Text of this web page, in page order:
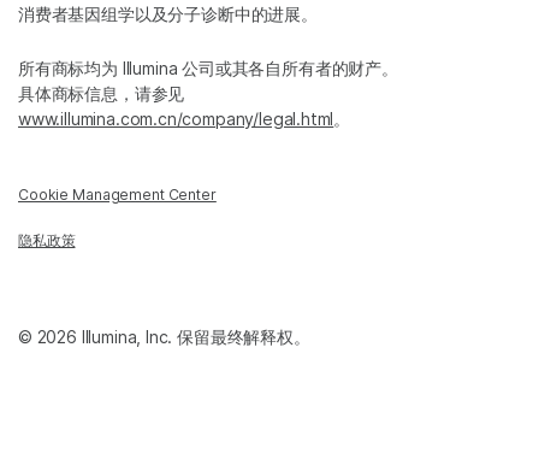
消费者基因组学以及分子诊断中的进展。
所有商标均为 Illumina 公司或其各自所有者的财产。
具体商标信息，请参见
www.illumina.com.cn/company/legal.html。
Cookie Management Center
隐私政策
© 2026 Illumina, Inc. 保留最终解释权。